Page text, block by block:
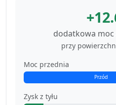
dodatkowa
przy
Moc przednia
Przód
Zysk z tyłu